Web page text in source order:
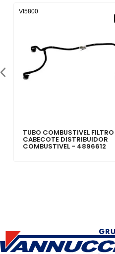
TUBO COMBUSTIVEL FILTRO
CABECOTE DISTRIBUIDOR
COMBUSTIVEL - 4896612
VI5800